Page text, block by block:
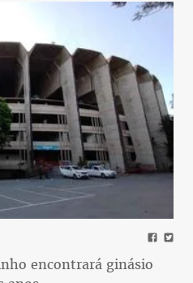
encontrará ginásio